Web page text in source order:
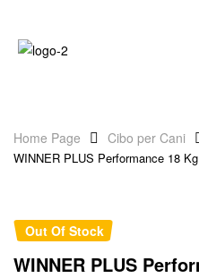
Home Page Cibo per Cani
WINNER PLUS Performance 18 Kg
Out Of Stock
WINNER PLUS